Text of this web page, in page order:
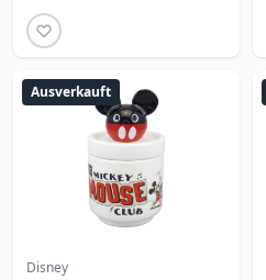
Ausverkauft
Disney